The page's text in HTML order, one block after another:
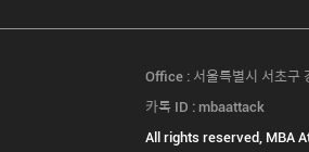
Office : 서울특별시 서초구
카톡 ID : mbaattack
All rights reserved, MBA